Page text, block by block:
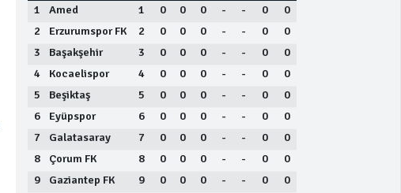
1
Amed 1 0 0 0 - - 0
0
2
Erzurumspor FK 2 0 0 0 - - 0
0
3
Başakşehir 3 0 0 0 - - 0
0
4
Kocaelispor 4 0 0 0 - - 0
0
5
Beşiktaş 5 0 0 0 - - 0
0
6
Eyüpspor 6 0 0 0 - - 0
0
7
Galatasaray 7 0 0 0 - - 0
0
8
Çorum FK 8 0 0 0 - - 0
0
9
Gaziantep FK 9 0 0 0 - - 0
0